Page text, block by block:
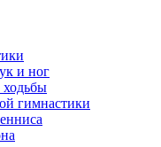
и ног
ходьбы
гимнастики